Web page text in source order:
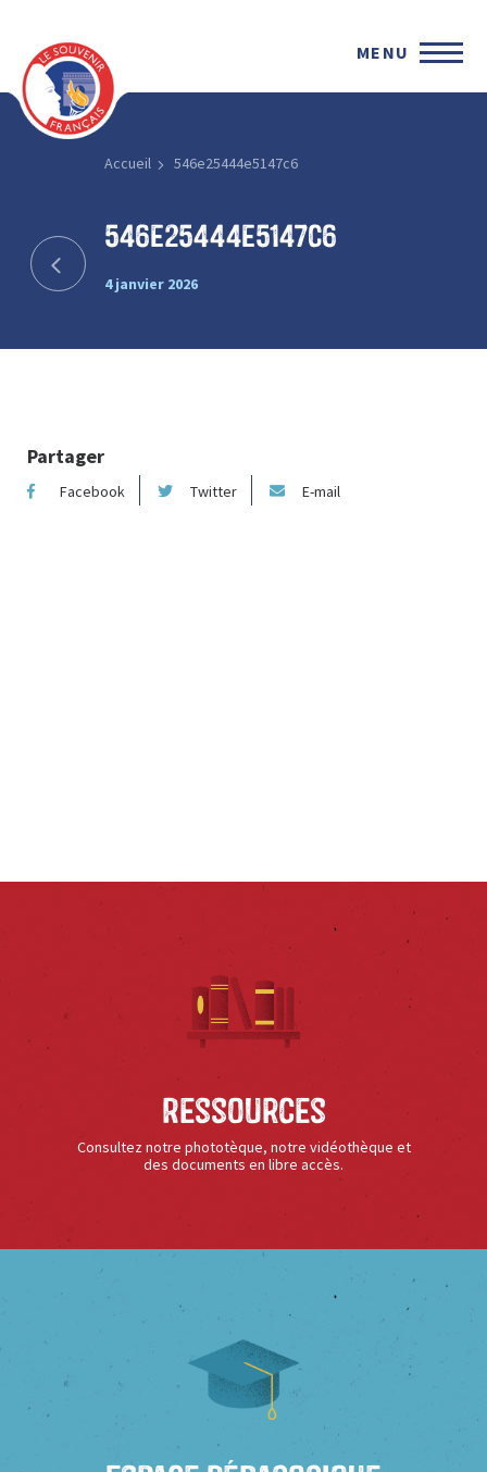
MENU
Accueil 546e25444e5147c6
546e25444e5147c6
4 janvier 2026
Partager
Facebook Twitter E-mail
Ressources
Consultez notre phototèque, notre vidéothèque et
des documents en libre accès.